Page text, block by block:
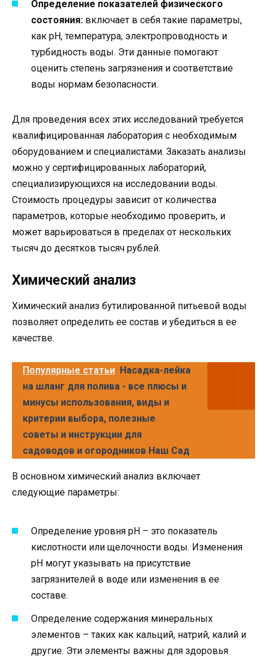
Определение показателей физического
состояния: включает в себя такие параметры,
как рН, температура, электропроводность и
турбидность воды. Эти данные помогают
оценить степень загрязнения и соответствие
воды нормам безопасности.
Для проведения всех этих исследований требуется
квалифицированная лаборатория с необходимым
оборудованием и специалистами. Заказать анализы
можно у сертифицированных лабораторий,
специализирующихся на исследовании воды.
Стоимость процедуры зависит от количества
параметров, которые необходимо проверить, и
может варьироваться в пределах от нескольких
тысяч до десятков тысяч рублей.
Химический анализ
Химический анализ бутилированной питьевой воды
позволяет определить ее состав и убедиться в ее
качестве.
Популярные статьи Насадка-лейка
на шланг для полива - все плюсы и
минусы использования, виды и
критерии выбора, полезные
советы и инструкции для
садоводов и огородников Наш Сад
В основном химический анализ включает
следующие параметры:
Определение уровня pH – это показатель
кислотности или щелочности воды. Изменения
pH могут указывать на присутствие
загрязнителей в воде или изменения в ее
составе.
Определение содержания минеральных
элементов – таких как кальций, натрий, калий и
другие. Эти элементы важны для здоровья